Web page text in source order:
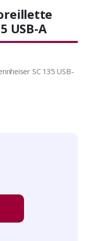
USB-A
SC 135 USB-